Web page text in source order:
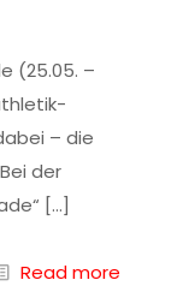
(25.05. –
– die
der
[…]
Read more